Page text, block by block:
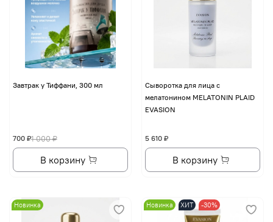
Завтрак у Тиффани, 300 мл
1 000 ₽
700 ₽
В корзину
Сыворотка для лица с
мелатонином MELATONIN PLAID
EVASION
5 610 ₽
В корзину
Новинка Новинка ХИТ -30%